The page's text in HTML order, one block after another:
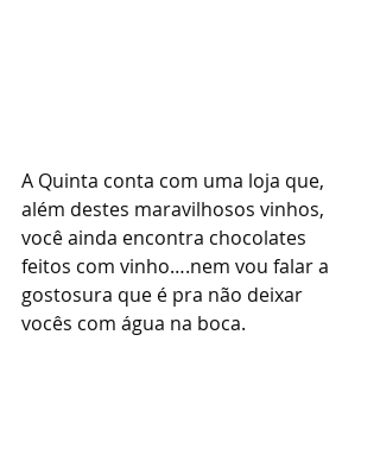
A Quinta conta com uma loja que,
além destes maravilhosos vinhos,
você ainda encontra chocolates
feitos com vinho….nem vou falar a
gostosura que é pra não deixar
vocês com água na boca.